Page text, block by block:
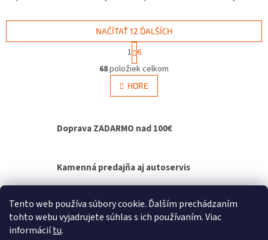
Tento web používa súbory cookie. Ďalším prechádzaním
tohto webu vyjadrujete súhlas s ich používaním. Viac
informáciítu.
O
v
l
á
c
p
r
v
k
y
v
NAČÍTAŤ 12 ĎALŠÍCH
S
t
r
á
n
k
a
1 6
68položiek celkom
HORE
Doprava ZADARMO nad 100€
Kamenná predajňa aj autoservis
Výmenný spôsob agregátov - bez čakania na
opravu